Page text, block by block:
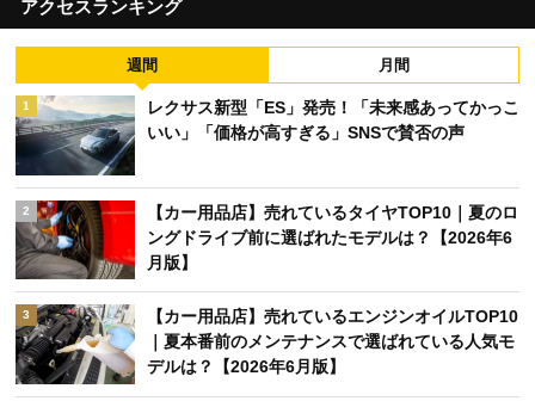
アクセスランキング
週間 月間
1
レクサス新型「ES」発売！「未来感あってかっこ
いい」「価格が高すぎる」SNSで賛否の声
2
【カー用品店】売れているタイヤTOP10｜夏のロ
ングドライブ前に選ばれたモデルは？【2026年6
月版】
3
【カー用品店】売れているエンジンオイルTOP10
｜夏本番前のメンテナンスで選ばれている人気モ
デルは？【2026年6月版】